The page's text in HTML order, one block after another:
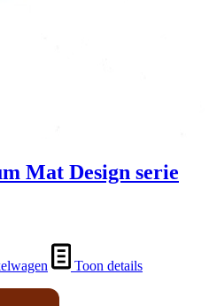
Mat Design serie
Toon details